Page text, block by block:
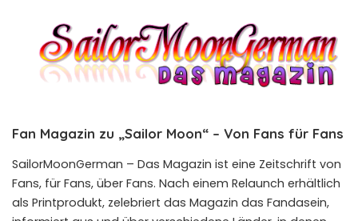
Fan Magazin zu „Sailor Moon“ – Von Fans für Fans
SailorMoonGerman – Das Magazin ist eine Zeitschrift von
Fans, für Fans, über Fans. Nach einem Relaunch erhältlich
als Printprodukt, zelebriert das Magazin das Fandasein,